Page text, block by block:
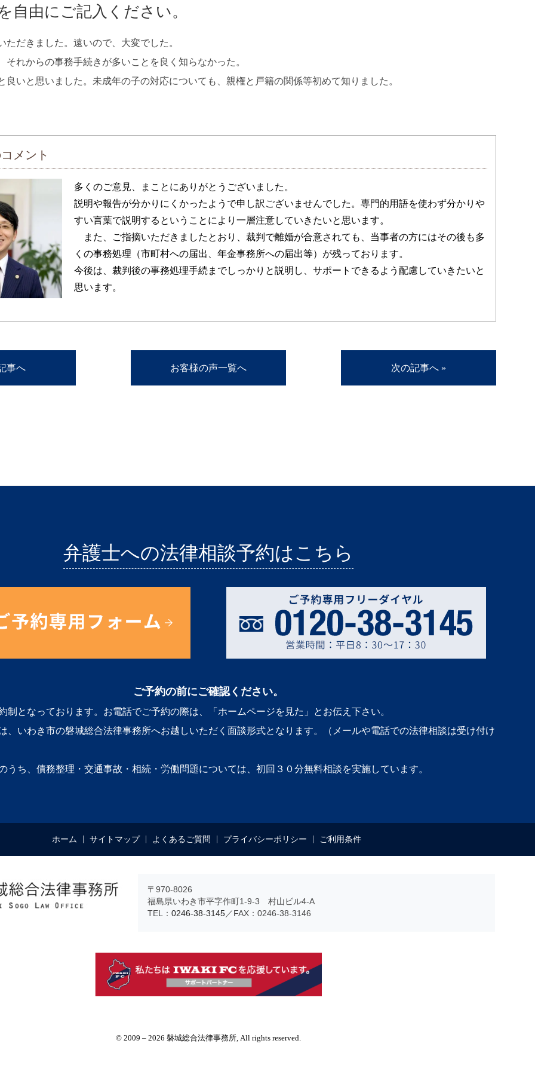
自由にご記入ください。
ただきました。遠いので、大変でした。
それからの事務手続きが多いことを良く知らなかった。
良いと思いました。未成年の子の対応についても、親権と戸籍の関係等初めて知りました。
メント
多くのご意見、まことにありがとうございました。
説明や報告が分かりにくかったようで申し訳ございませんでした。専門的用語を使わず分かりや
すい言葉で説明するということにより一層注意していきたいと思います。
また、ご指摘いただきましたとおり、裁判で離婚が合意されても、当事者の方にはその後も多
くの事務処理（市町村への届出、年金事務所への届出等）が残っております。
今後は、裁判後の事務処理手続までしっかりと説明し、サポートできるよう配慮していきたいと
思います。
事へ お客様の声一覧へ 次の記事へ »
弁護士への法律相談予約はこちら
ご予約の前にご確認ください。
制となっております。お電話でご予約の際は、「ホームページを見た」とお伝え下さい。
、いわき市の磐城総合法律事務所へお越しいただく面談形式となります。（メールや電話での法律相談は受け付け
ち、債務整理・交通事故・相続・労働問題については、初回３０分無料相談を実施しています。
ホーム サイトマップ よくあるご質問 プライバシーポリシー ご利用条件
〒970-8026
福島県いわき市平字作町1-9-3 村山ビル4-A
TEL： 0246-38-3145／FAX：0246-38-3146
© 2009 – 2026 磐城総合法律事務所, All rights reserved.